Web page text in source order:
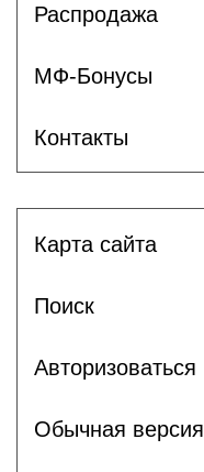
Распродажа
МФ-Бонусы
Контакты
Карта сайта
Поиск
Авторизоваться
Обычная версия